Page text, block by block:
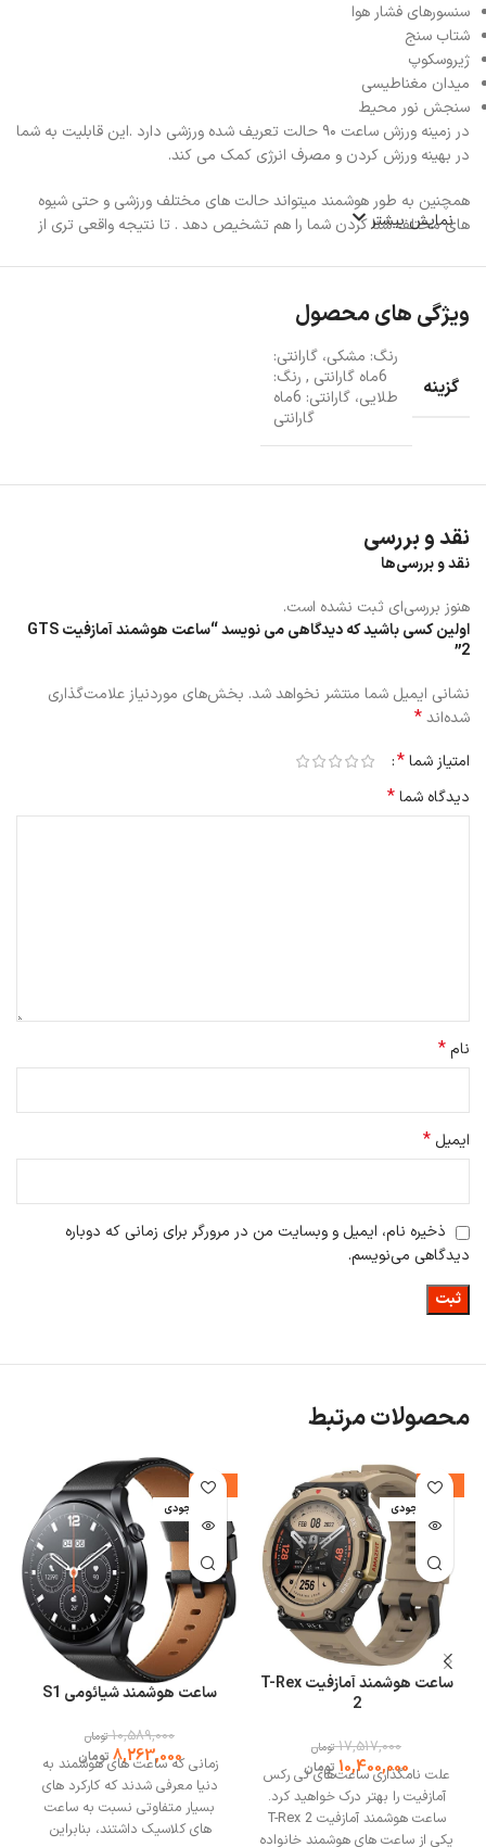
سنسورهای فشار هوا
شتاب سنج
ژیروسکوپ
میدان مغناطیسی
سنجش نور محیط
در زمینه ورزش ساعت ۹۰ حالت تعریف شده ورزشی دارد .این قابلیت به شما
در بهینه ورزش کردن و مصرف انرژی کمک می کند.
همچنین به طور هوشمند میتواند حالت های مختلف ورزشی و حتی شیوه
های مختلف شنا کردن شما را هم تشخیص دهد . تا نتیجه واقعی تری از
است . طبق جداول اعلام شده شرکت در استفاده حداقلی از ساعت شارژ آن
امکانات مفید این ساعت می توان به موارد زیر اشاره کرد :
متری است . به طور کل خواهیم دید که در ساعت آمیزفیت GTS 2 با ترکیب
های این ساعت می باشد. توجه داشته باشید که برای استفاده از امکانات
ساعت حتما باید نرم افزار آن روی گوشی نصب شود . پشتیبانی از نرم افزار
نمایش بیشتر
ویژگی های محصول
گزینه
رنگ: مشکی، گارانتی:
6ماه گارانتی
, رنگ:
طلایی، گارانتی: 6ماه
گارانتی
نقد و بررسی
نقد و بررسی‌ها
هنوز بررسی‌ای ثبت نشده است.
اولین کسی باشید که دیدگاهی می نویسد “ساعت هوشمند آمازفیت GTS
2”
نشانی ایمیل شما منتشر نخواهد شد. بخش‌های موردنیاز علامت‌گذاری
شده‌اند*
امتیاز شما*
دیدگاه شما*
نام*
ایمیل *
ذخیره نام، ایمیل و وبسایت من در مرورگر برای زمانی که دوباره
دیدگاهی می‌نویسم.
محصولات مرتبط
-41%
اتمام موجودی
ساعت هوشمند آمازفیت T-Rex
2
17,517,000 تومان
10,400,000 تومان
علت نامگذاری ساعت‌های تی رکس
آمازفیت را بهتر درک خواهید کرد.
ساعت هوشمند آمازفیت T-Rex 2
یکی از ساعت های هوشمند خانواده
-22%
اتمام موجودی
ساعت هوشمند شیائومی S1
10,589,000 تومان
8,263,000 تومان
زمانی که ساعت های هوشمند به
دنیا معرفی شدند که کارکرد های
بسیار متفاوتی نسبت به ساعت
های کلاسیک داشتند، بنابراین